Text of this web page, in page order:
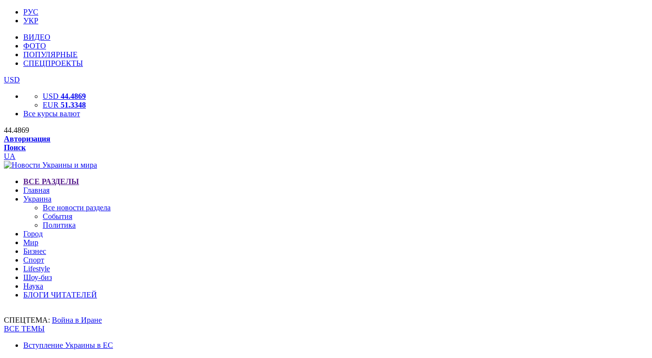
РУС
УКР
ВИДЕО
ФОТО
ПОПУЛЯРНЫЕ
СПЕЦПРОЕКТЫ
USD
USD 44.4869
EUR 51.3348
Все курсы валют
44.4869
Авторизация
Поиск
UA
ВСЕ РАЗДЕЛЫ
Главная
Украина
Все новости раздела
События
Политика
Город
Мир
Бизнес
Спорт
Lifestyle
Шоу-биз
Наука
БЛОГИ ЧИТАТЕЛЕЙ
СПЕЦТЕМА: Война в Иране
ВСЕ ТЕМЫ
Вступление Украины в ЕС